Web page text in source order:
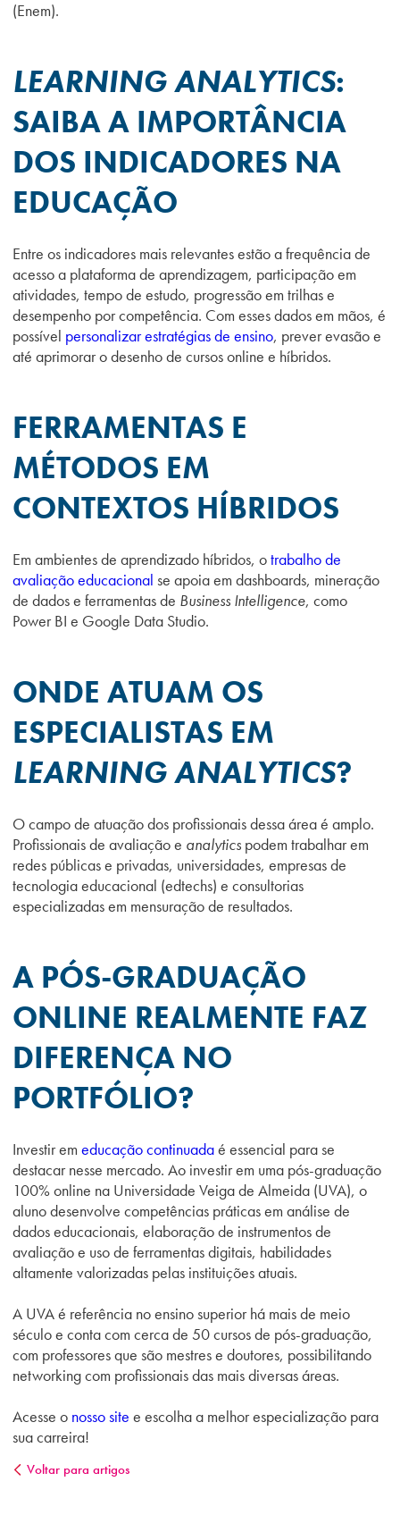
(Enem).
LEARNING ANALYTICS:
SAIBA A IMPORTÂNCIA
DOS INDICADORES NA
EDUCAÇÃO
Entre os indicadores mais relevantes estão a frequência de
acesso a plataforma de aprendizagem, participação em
atividades, tempo de estudo, progressão em trilhas e
desempenho por competência. Com esses dados em mãos, é
possível personalizar estratégias de ensino, prever evasão e
até aprimorar o desenho de cursos online e híbridos.
FERRAMENTAS E
MÉTODOS EM
CONTEXTOS HÍBRIDOS
Em ambientes de aprendizado híbridos, otrabalho de
avaliação educacional se apoia em dashboards, mineração
de dados e ferramentas de Business Intelligence, como
Power BI e Google Data Studio.
ONDE ATUAM OS
ESPECIALISTAS EM
LEARNING ANALYTICS?
O campo de atuação dos profissionais dessa área é amplo.
Profissionais de avaliação e analytics podem trabalhar em
redes públicas e privadas, universidades, empresas de
tecnologia educacional (edtechs) e consultorias
especializadas em mensuração de resultados.
A PÓS-GRADUAÇÃO
ONLINE REALMENTE FAZ
DIFERENÇA NO
PORTFÓLIO?
Investir em educação continuadaé essencial para se
destacar nesse mercado. Ao investir em uma pós-graduação
100% online na Universidade Veiga de Almeida (UVA), o
aluno desenvolve competências práticas em análise de
dados educacionais, elaboração de instrumentos de
avaliação e uso de ferramentas digitais, habilidades
altamente valorizadas pelas instituições atuais.
A UVA é referência no ensino superior há mais de meio
século e conta com cerca de 50 cursos de pós-graduação,
com professores que são mestres e doutores, possibilitando
networking com profissionais das mais diversas áreas.
Acesse o nosso site e escolha a melhor especialização para
sua carreira!
Voltar para artigos